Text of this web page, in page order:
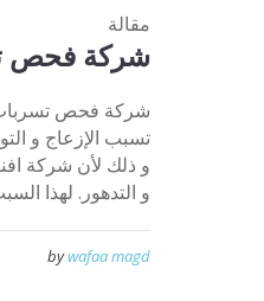
مقالة
شركة فحص
تسبب الإزعاج و
و ذلك لأن شركة
و التدهور. لهذا
bywafaa magd